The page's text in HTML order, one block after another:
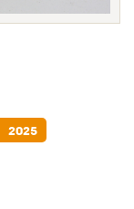
2025